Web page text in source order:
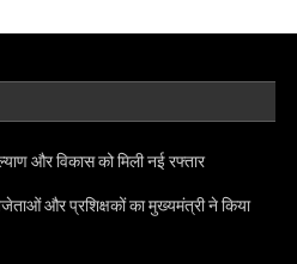
और विकास को मिली नई रफ्तार
और प्रशिक्षकों का मुख्यमंत्री ने किया